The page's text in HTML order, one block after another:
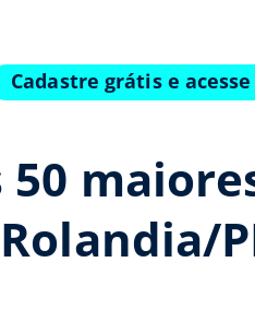
Cadastre grátis e
50